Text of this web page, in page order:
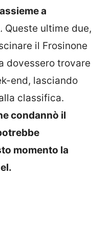
a
. Queste ultime due,
il Frosinone
dovessero trovare
end, lasciando
classifica.
condannò il
momento la